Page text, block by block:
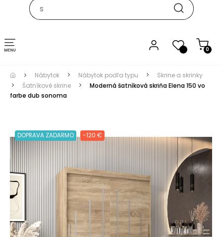
0
Toggle navigation
Nábytok Nábytok podľa typu
Skrine a skrinky
Šatníkové skrine
Moderná šatníková skriňa Elena 150 vo
farbe dub sonoma
DOPRAVA ZADARMO -120 €